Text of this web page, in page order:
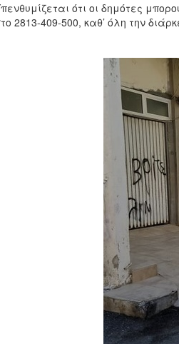
ότι οι δημότες
2813-409-500, καθ’ όλη την